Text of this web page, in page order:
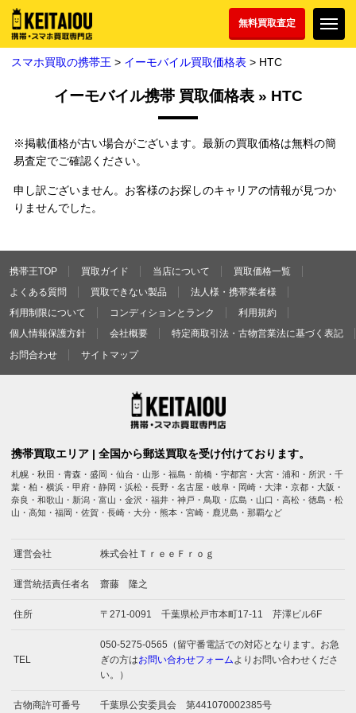
無料買取査定
スマホ買取の携帯王 > イーモバイル買取価格表 > HTC
イーモバイル携帯 買取価格表 » HTC
※掲載価格が古い場合がございます。最新の買取価格は無料の簡
易査定でご確認ください。
申し訳ございません。お客様のお探しのキャリアの情報が見つか
りませんでした。
携帯王TOP 買取ガイド 当店について
買取価格一覧
よくある質問
買取できない製品
法人様・携帯業者様
利用制限について
コンディションとランク
利用規約
個人情報保護方針
会社概要
特定商取引法・古物営業法に基づく表記
お問合わせ
サイトマップ
携帯買取エリア | 全国から郵送買取を受け付けております。
札幌・秋田・青森・盛岡・仙台・山形・福島・前橋・宇都宮・大宮・浦和・所沢・千
葉・柏・横浜・甲府・静岡・浜松・長野・名古屋・岐阜・岡崎・大津・京都・大阪・
奈良・和歌山・新潟・富山・金沢・福井・神戸・鳥取・広島・山口・高松・徳島・松
山・高知・福岡・佐賀・長崎・大分・熊本・宮崎・鹿児島・那覇など
運営会社 株式会社ＴｒｅｅＦｒｏｇ
運営統括責任者名 齋藤 隆之
住所 〒271-0091 千葉県松戸市本町17-11 芹澤ビル6F
TEL
050-5275-0565（留守番電話での対応となります。お急
ぎの方はお問い合わせフォーム よりお問い合わせくださ
い。）
古物商許可番号 千葉県公安委員会 第441070002385号